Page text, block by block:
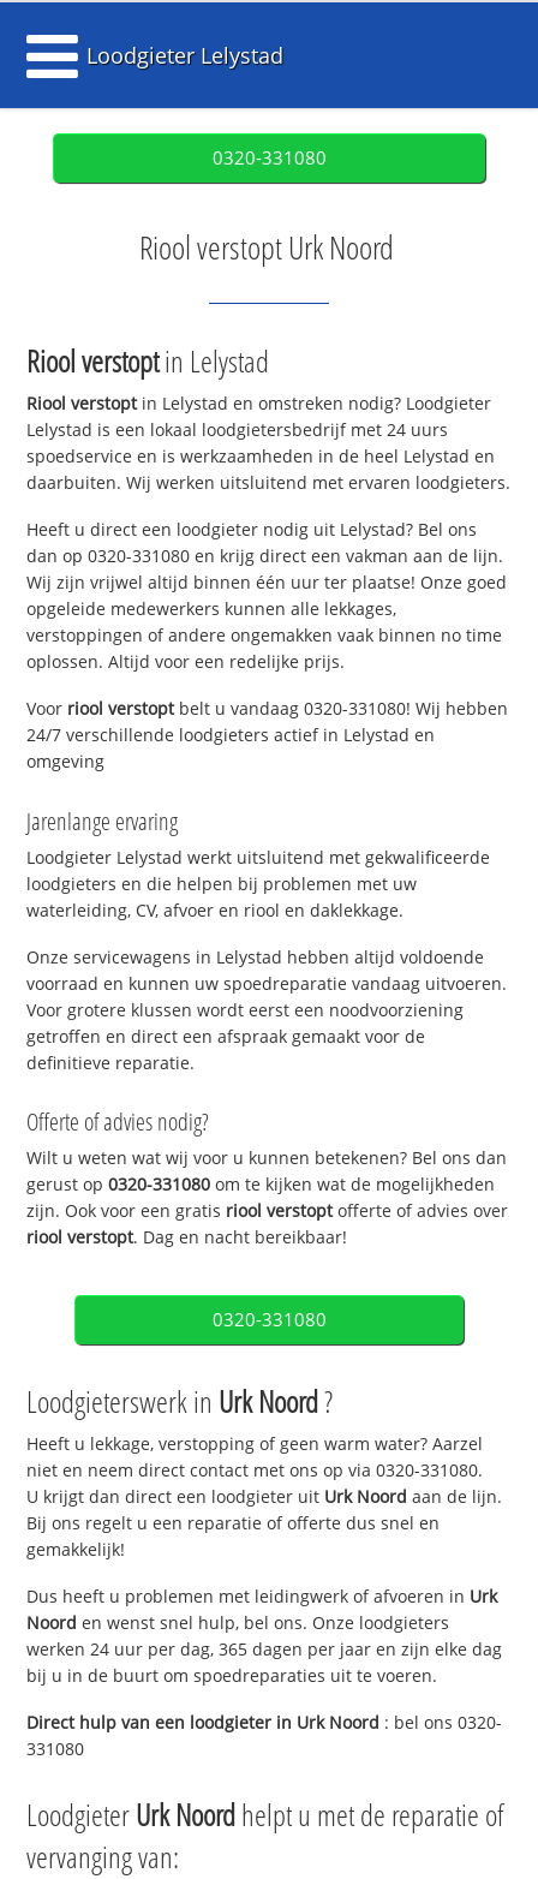
Loodgieter Lelystad
0320-331080
Riool verstopt Urk Noord
Riool verstoptin Lelystad
Riool verstoptin Lelystad en omstreken nodig? Loodgieter
Lelystad is een lokaal loodgietersbedrijf met 24 uurs
spoedservice en is werkzaamheden in de heel Lelystad en
daarbuiten. Wij werken uitsluitend met ervaren loodgieters.
Heeft u direct een loodgieter nodig uit Lelystad? Bel ons
dan op 0320-331080 en krijg direct een vakman aan de lijn.
Wij zijn vrijwel altijd binnen één uur ter plaatse! Onze goed
opgeleide medewerkers kunnen alle lekkages,
verstoppingen of andere ongemakken vaak binnen no time
oplossen. Altijd voor een redelijke prijs.
Voor riool verstoptbelt u vandaag 0320-331080! Wij hebben
24/7 verschillende loodgieters actief in Lelystad en
omgeving
Jarenlange ervaring
Loodgieter Lelystad werkt uitsluitend met gekwalificeerde
loodgieters en die helpen bij problemen met uw
waterleiding, CV, afvoer en riool en daklekkage.
Onze servicewagens in Lelystad hebben altijd voldoende
voorraad en kunnen uw spoedreparatie vandaag uitvoeren.
Voor grotere klussen wordt eerst een noodvoorziening
getroffen en direct een afspraak gemaakt voor de
definitieve reparatie.
Offerte of advies nodig?
Wilt u weten wat wij voor u kunnen betekenen? Bel ons dan
gerust op0320-331080 om te kijken wat de mogelijkheden
zijn. Ook voor een gratis riool verstoptofferte of advies over
riool verstopt. Dag en nacht bereikbaar!
0320-331080
Loodgieterswerk in Urk Noord?
Heeft u lekkage, verstopping of geen warm water? Aarzel
niet en neem direct contact met ons op via 0320-331080.
U krijgt dan direct een loodgieter uit Urk Noordaan de lijn.
Bij ons regelt u een reparatie of offerte dus snel en
gemakkelijk!
Dus heeft u problemen met leidingwerk of afvoeren in Urk
Noorden wenst snel hulp, bel ons. Onze loodgieters
werken 24 uur per dag, 365 dagen per jaar en zijn elke dag
bij u in de buurt om spoedreparaties uit te voeren.
Direct hulp van een loodgieter in Urk Noord : bel ons 0320-
331080
LoodgieterUrk Noordhelpt u met de reparatie of
vervanging van: